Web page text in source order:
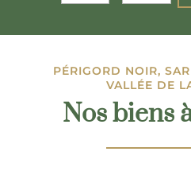
PÉRIGORD NOIR,
VALLÉE DE
Nos biens